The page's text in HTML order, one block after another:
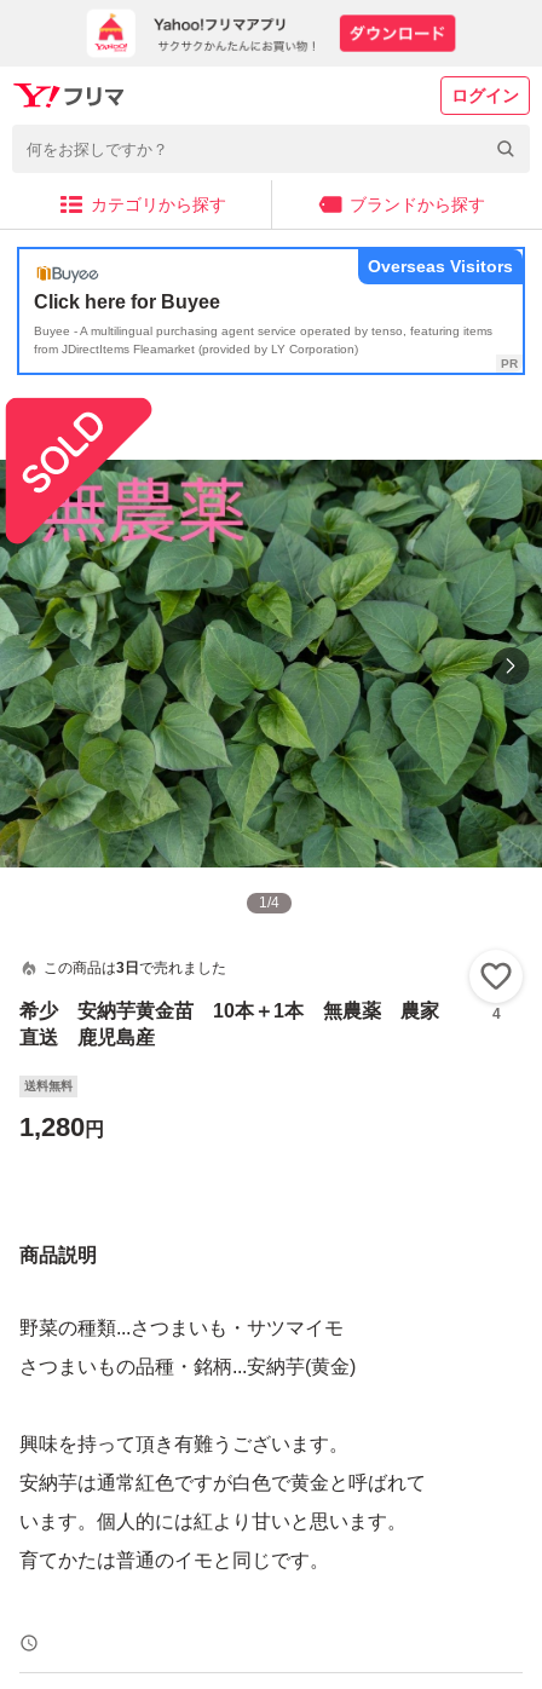
ログイン
カテゴリから探す ブランドから探す
Click here for Buyee
Buyee - A multilingual purchasing agent service operated by tenso, featuring items
from JDirectItems Fleamarket (provided by LY Corporation)
Overseas Visitors
1/4
この商品は3日 で売れました
希少 安納芋黄金苗 10本＋1本 無農薬 農家
直送 鹿児島産
4
送料無料
1,280円
商品説明
野菜の種類...さつまいも・サツマイモ
さつまいもの品種・銘柄...安納芋(黄金)
興味を持って頂き有難うございます。
安納芋は通常紅色ですが白色で黄金と呼ばれて
います。個人的には紅より甘いと思います。
育てかたは普通のイモと同じです。
栽培期間中は農薬不使用で育てています。
もともと細目の苗になります。